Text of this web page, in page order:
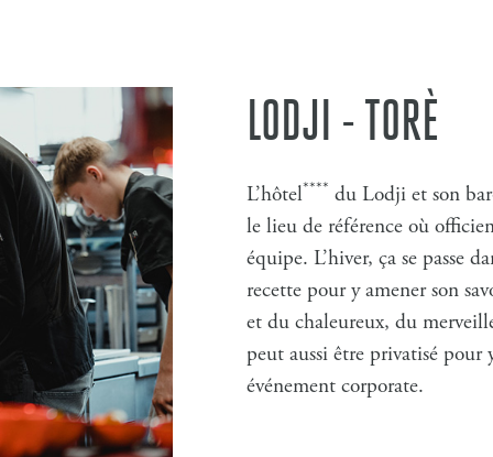
LODJI - TORÈ
L’hôtel**** du Lodji et son
le lieu de référence où
équipe. L’hiver, ça se passe
recette pour y amener son
et du chaleureux, du
peut aussi être privatisé pour
événement corporate.